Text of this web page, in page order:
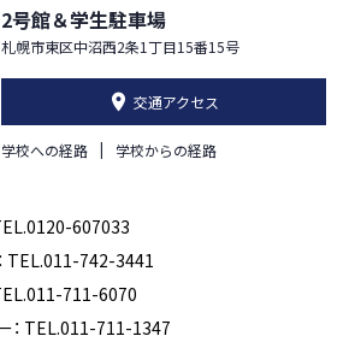
2号館＆学生駐車場
札幌市東区中沼西2条1丁目15番15号
交通アクセス
学校への経路 学校からの経路
607033
TEL.011-742-3441
711-6070
： TEL.011-711-1347